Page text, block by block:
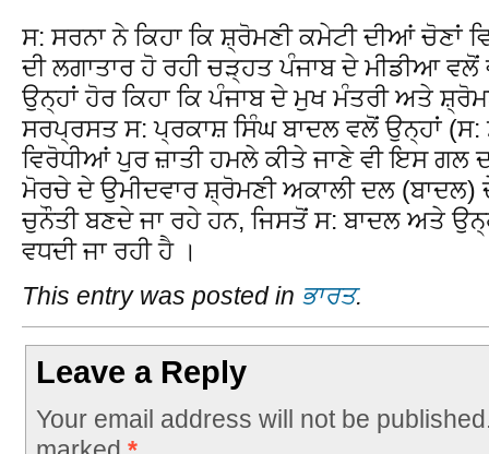
ਸ: ਸਰਨਾ ਨੇ ਕਿਹਾ ਕਿ ਸ਼੍ਰੋਮਣੀ ਕਮੇਟੀ ਦੀਆਂ ਚੋਣਾਂ
ਦੀ ਲਗਾਤਾਰ ਹੋ ਰਹੀ ਚੜ੍ਹਤ ਪੰਜਾਬ ਦੇ ਮੀਡੀਆ ਵਲੋਂ
ਉਨ੍ਹਾਂ ਹੋਰ ਕਿਹਾ ਕਿ ਪੰਜਾਬ ਦੇ ਮੁਖ ਮੰਤਰੀ ਅਤੇ
ਸਰਪ੍ਰਸਤ ਸ: ਪ੍ਰਕਾਸ਼ ਸਿੰਘ ਬਾਦਲ ਵਲੋਂ ਉਨ੍ਹਾਂ
ਵਿਰੋਧੀਆਂ ਪੁਰ ਜ਼ਾਤੀ ਹਮਲੇ ਕੀਤੇ ਜਾਣੇ ਵੀ ਇਸ ਗਲ
ਮੋਰਚੇ ਦੇ ਉਮੀਦਵਾਰ ਸ਼੍ਰੋਮਣੀ ਅਕਾਲੀ ਦਲ
ਚੁਨੌਤੀ ਬਣਦੇ ਜਾ ਰਹੇ ਹਨ, ਜਿਸਤੋਂ ਸ: ਬਾਦਲ ਅਤੇ
ਵਧਦੀ ਜਾ ਰਹੀ ਹੈ ।
This entry was posted in ਭਾਰਤ.
Leave a Reply
Your email address will not be